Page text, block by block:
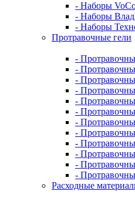
- Наборы
- Наборы
- Наборы
Протравочные гели
-
-
-
-
-
-
-
-
-
-
-
-
Расходные